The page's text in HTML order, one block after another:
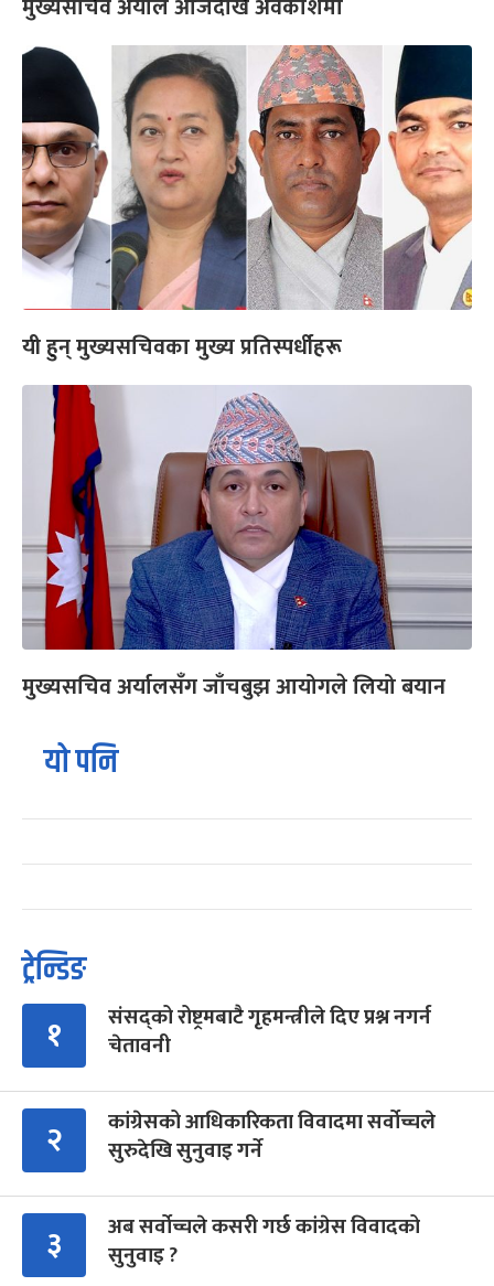
मुख्यसचिव अर्याल आजदेखि अवकाशमा
यी हुन् मुख्यसचिवका मुख्य प्रतिस्पर्धीहरू
मुख्यसचिव अर्यालसँग जाँचबुझ आयोगले लियो बयान
यो पनि
ट्रेन्डिङ
१
संसद्को रोष्ट्रमबाटै गृहमन्त्रीले दिए प्रश्न नगर्न
चेतावनी
२
कांग्रेसको आधिकारिकता विवादमा सर्वोच्चले
सुरुदेखि सुनुवाइ गर्ने
३
अब सर्वोच्चले कसरी गर्छ कांग्रेस विवादको
सुनुवाइ ?